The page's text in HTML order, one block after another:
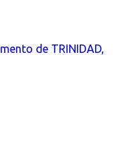
de TRINIDAD,